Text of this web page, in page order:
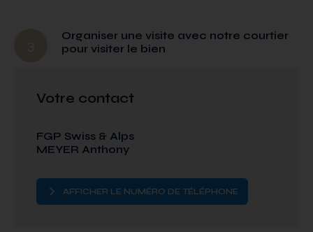
Organiser une visite avec notre courtier
pour visiter le bien
Votre contact
FGP Swiss & Alps
MEYER Anthony
AFFICHER LE NUMÉRO DE TÉLÉPHONE